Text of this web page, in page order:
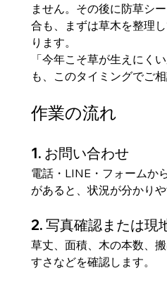
ません。その後に防草シ
合も、まずは草木を整理
ります。
「今年こそ草が生えにく
も、このタイミングでご相
作業の流れ
1. お問い合わせ
電話・LINE・フォームか
があると、状況が分かりや
2. 写真確認または現
草丈、面積、木の本数、
すさなどを確認します。